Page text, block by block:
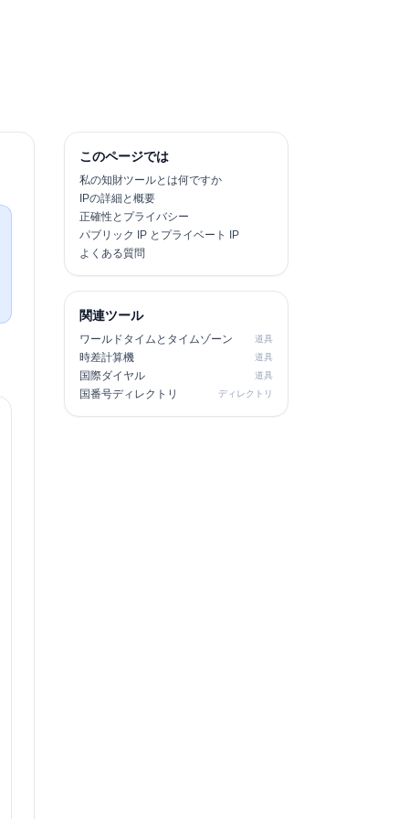
このページでは
私の知財ツールとは何ですか
IPの詳細と概要
正確性とプライバシー
パブリック IP とプライベート IP
よくある質問
関連ツール
ワールドタイムとタイムゾーン 道具
時差計算機 道具
国際ダイヤル 道具
国番号ディレクトリ ディレクトリ